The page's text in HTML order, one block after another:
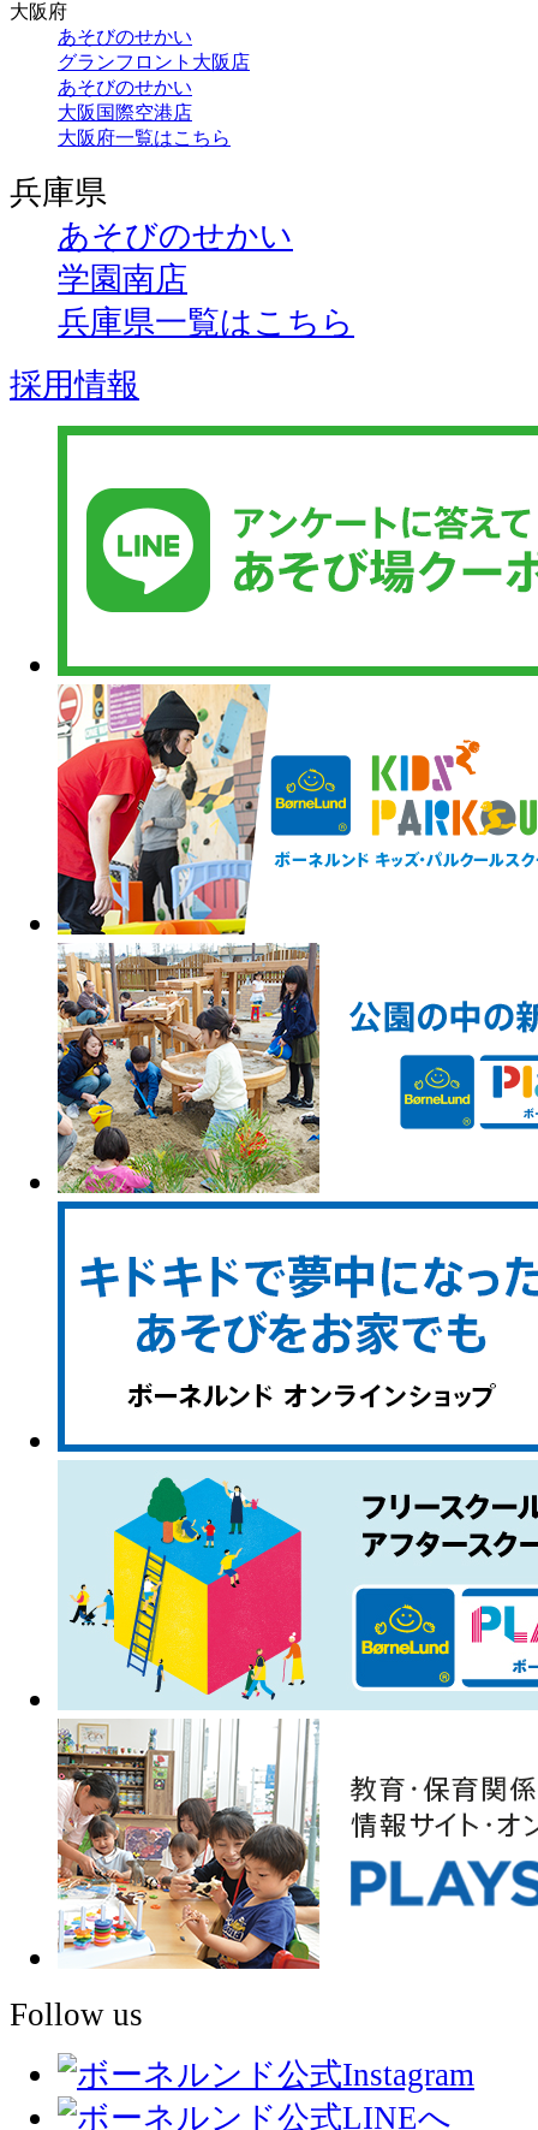
大阪府
あそびのせかい
グランフロント大阪店
あそびのせかい
大阪国際空港店
大阪府一覧はこちら
兵庫県
あそびのせかい
学園南店
兵庫県一覧はこちら
採用情報
Follow us